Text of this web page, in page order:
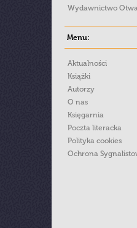
Wydawnictwo
Menu:
Aktualności
Książki
Autorzy
O nas
Księgarnia
Poczta literacka
Polityka cookies
Ochrona